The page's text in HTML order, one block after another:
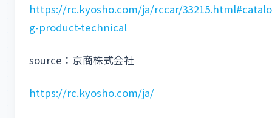
https://rc.kyosho.com/ja/rccar/33215.html#catalo
g-product-technical
source：京商株式会社
https://rc.kyosho.com/ja/